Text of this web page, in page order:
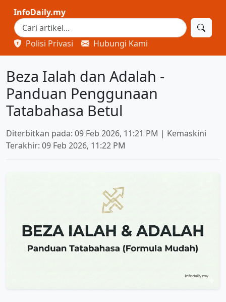
InfoDaily.my
Polisi Privasi Hubungi Kami
Beza Ialah dan Adalah -
Panduan Penggunaan
Tatabahasa Betul
Diterbitkan pada: 09 Feb 2026, 11:21 PM | Kemaskini
Terakhir: 09 Feb 2026, 11:22 PM